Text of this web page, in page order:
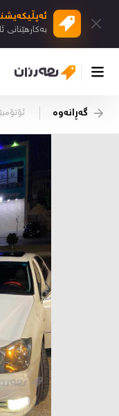
بەكارهێنانی
دیاریکراوەکانم
دوا بینراوەکان
گەڕانەوە